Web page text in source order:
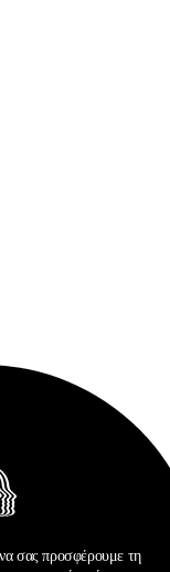
σας προσφέρουμε τη